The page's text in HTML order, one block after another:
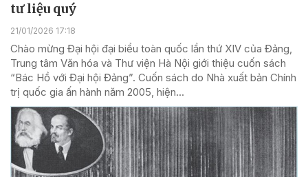
tư liệu quý
21/01/2026 17:18
Chào mừng Đại hội đại biểu toàn quốc lần thứ XIV của Đảng,
Trung tâm Văn hóa và Thư viện Hà Nội giới thiệu cuốn sách
“Bác Hồ với Đại hội Đảng”. Cuốn sách do Nhà xuất bản Chính
trị quốc gia ấn hành năm 2005, hiện...